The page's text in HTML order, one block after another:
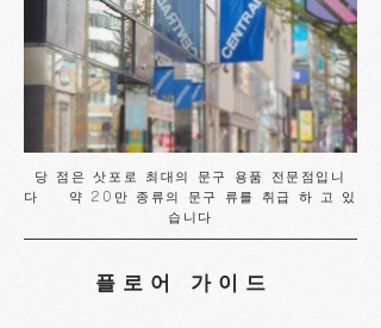
당 점은 삿포로 최대의 문구 용품 전문점입니
다 약 20만 종류의 문구 류를 취급 하 고 있
습니다
플로어 가이드